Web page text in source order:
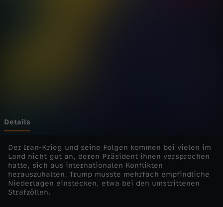
n
a
l
-
Details
Der Iran-Krieg und seine Folgen kommen bei vielen im
Land nicht gut an, deren Präsident ihnen versprochen
hatte, sich aus internationalen Konflikten
herauszuhalten. Trump musste mehrfach empfindliche
Niederlagen einstecken, etwa bei den umstrittenen
Strafzöllen.